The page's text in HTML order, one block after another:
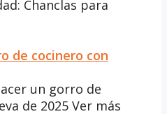
Chanclas para
de cocinero con
un gorro de
de 2025 Ver más